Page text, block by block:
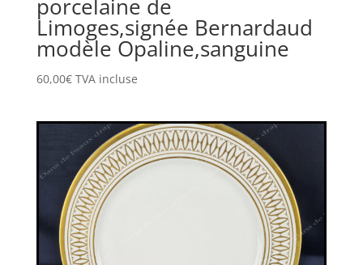
porcelaine de
Limoges,signée Bernardaud
modèle Opaline,sanguine
60,00€ TVA incluse